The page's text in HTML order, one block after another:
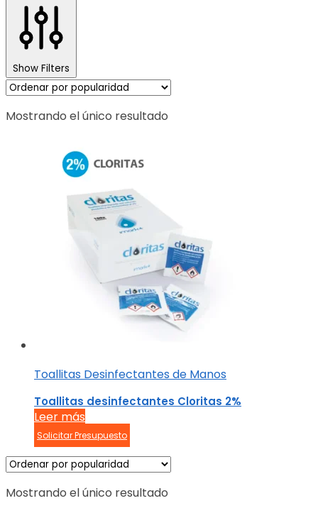
Show Filters
Mostrando el único resultado
Toallitas Desinfectantes de Manos
Toallitas desinfectantes Cloritas 2%
Leer más
Solicitar Presupuesto
Mostrando el único resultado